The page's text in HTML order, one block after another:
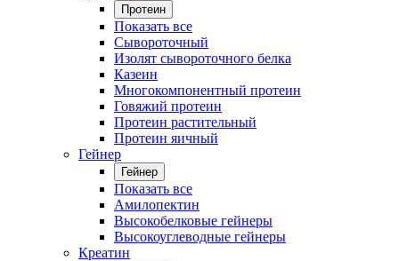
Протеин
Показать все
Сывороточный
Изолят сывороточного белка
Казеин
Многокомпонентный протеин
Говяжий протеин
Протеин растительный
Протеин яичный
Гейнер
Гейнер
Показать все
Амилопектин
Высокобелковые гейнеры
Высокоуглеводные гейнеры
Креатин